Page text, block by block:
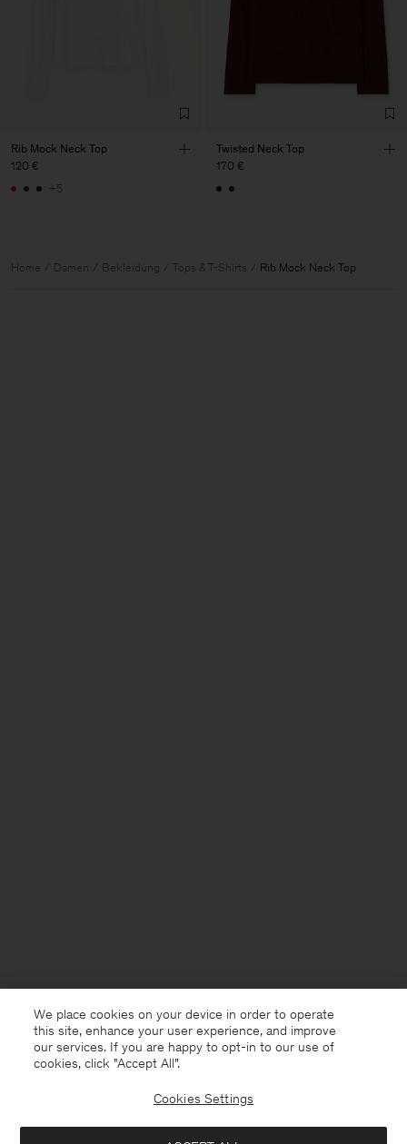
Rib Mock Neck Top
120 €
+5
Twisted Neck Top
170 €
Home Damen Bekleidung Tops & T-Shirts Rib Mock Neck Top
Germany Deutsch
We place cookies on your device in order to operate
this site, enhance your user experience, and improve
our services. If you are happy to opt-in to our use of
cookies, click "Accept All”.
Cookies Settings